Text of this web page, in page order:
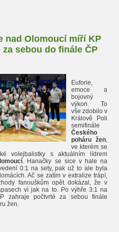
nad Olomoucí míří KP
sebou do finále ČP
Euforie,
emoce a
bojovný
výkon. To
vše zdobilo v
Králově Poli
semifinále
Českého
poháru žen,
ve kterém se
volejbalistky s aktuálním lídrem
. Hanačky se sice v hale na
0:1 na sety, pak už to ale byla
Ač se zatím v extralize trápí,
fanouškům opět dokázal, že v
ví jak na to. Po výhře 3:1 na
zahraje počtvrté za sebou finále
žen.